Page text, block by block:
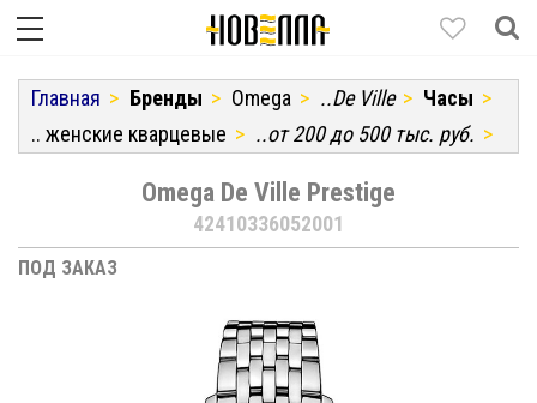
Главная Бренды Omega ..De Ville
Часы
.. женские кварцевые
..от 200 до 500 тыс. руб.
Omega De Ville Prestige
42410336052001
ПОД ЗАКАЗ